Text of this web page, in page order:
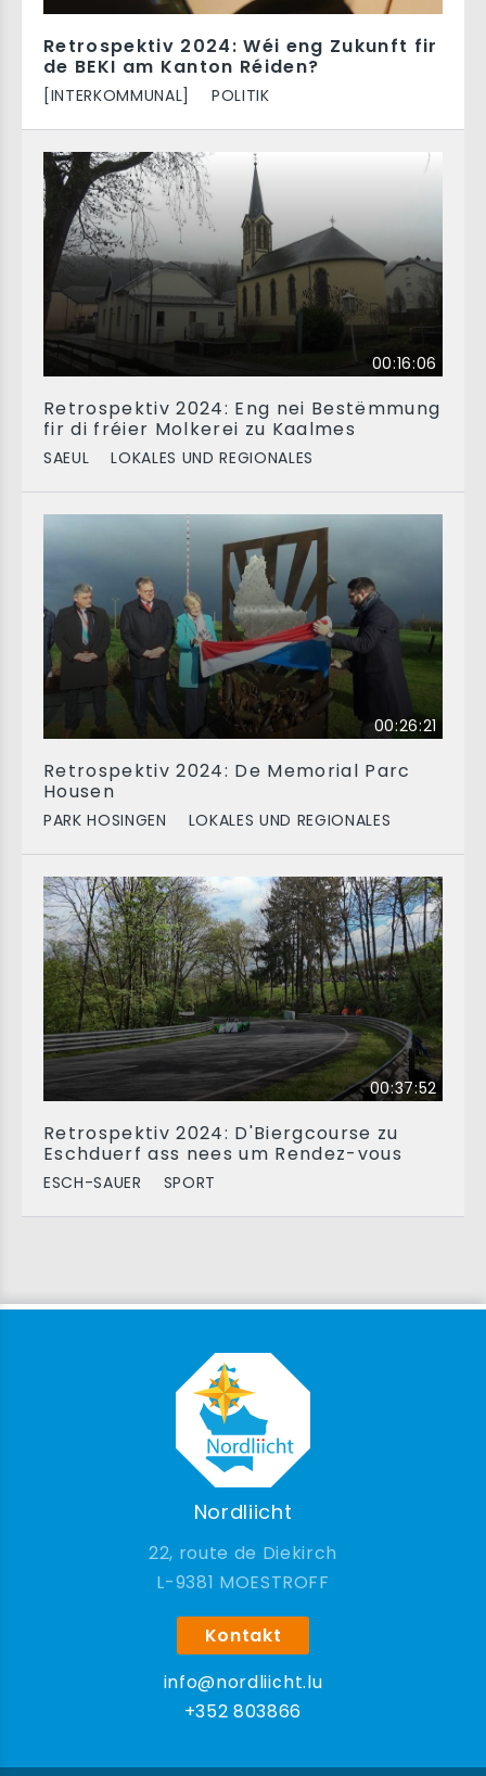
Retrospektiv 2024: Wéi eng Zukunft fir
de BEKI am Kanton Réiden?
[INTERKOMMUNAL] POLITIK
00:16:06
Retrospektiv 2024: Eng nei Bestëmmung
fir di fréier Molkerei zu Kaalmes
SAEUL LOKALES UND REGIONALES
00:26:21
Retrospektiv 2024: De Memorial Parc
Housen
PARK HOSINGEN LOKALES UND REGIONALES
00:37:52
Retrospektiv 2024: D'Biergcourse zu
Eschduerf ass nees um Rendez-vous
ESCH-SAUER SPORT
Nordliicht
22, route de Diekirch
9381 MOESTROFF
Kontakt
info@nordliicht.lu
+352 803866